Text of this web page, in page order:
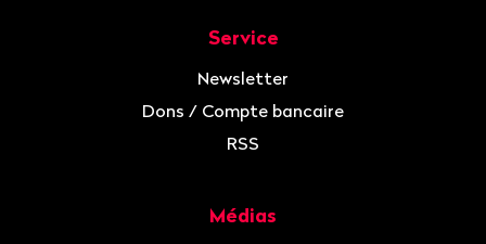
Service
Newsletter
Dons / Compte bancaire
RSS
Médias